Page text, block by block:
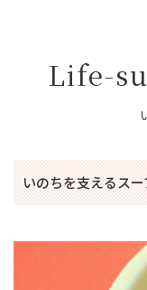
Life-
いのちを支えるス